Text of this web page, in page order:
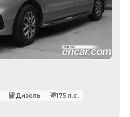
Дизель 175 л.с.